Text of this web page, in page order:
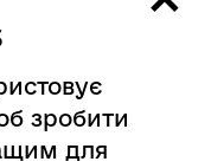
зробити
для